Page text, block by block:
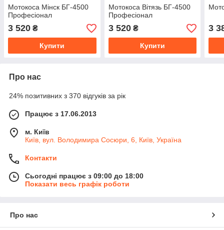
Мотокоса Мінск БГ-4500
Професіонал
3 520 ₴
Купити
Мотокоса Вітязь БГ-4500
Професіонал
3 520₴
Купити
3
Про нас
24% позитивних з 370 відгуків за рік
Працює з 17.06.2013
м. Київ
Київ, вул. Володимира Сосюри, 6, Київ, Україна
Контакти
Сьогодні працює з 09:00 до 18:00
Показати весь графік роботи
Про нас